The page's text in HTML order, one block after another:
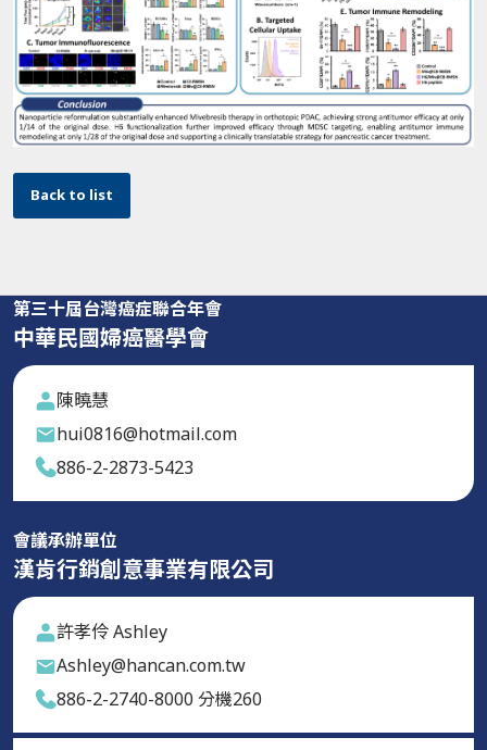
Back to list
第三十屆台灣癌症聯合年會
中華民國婦癌醫學會
陳曉慧
hui0816@hotmail.com
886-2-2873-5423
會議承辦單位
漢肯行銷創意事業有限公司
許孝伶 Ashley
Ashley@hancan.com.tw
886-2-2740-8000 分機260